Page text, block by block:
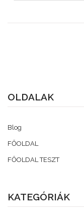
OLDALAK
Blog
FŐOLDAL
FŐOLDAL TESZT
KATEGÓRIÁK